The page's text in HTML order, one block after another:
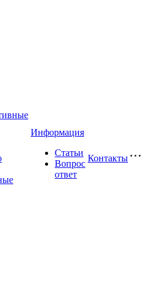
Информация
Статьи
Вопрос
ответ
Контакты